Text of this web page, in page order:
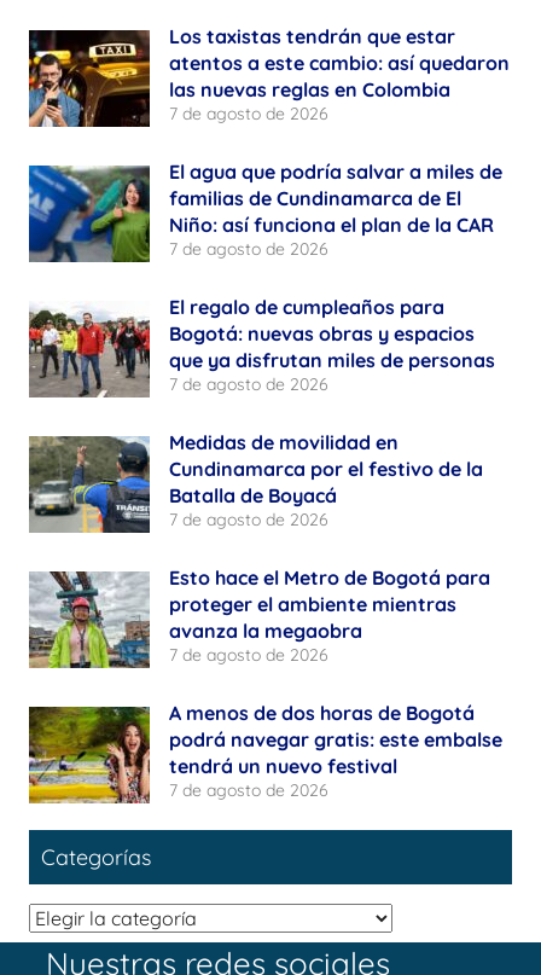
Los taxistas tendrán que estar
atentos a este cambio: así quedaron
las nuevas reglas en Colombia
7 de agosto de 2026
El agua que podría salvar a miles de
familias de Cundinamarca de El
Niño: así funciona el plan de la CAR
7 de agosto de 2026
El regalo de cumpleaños para
Bogotá: nuevas obras y espacios
que ya disfrutan miles de personas
7 de agosto de 2026
Medidas de movilidad en
Cundinamarca por el festivo de la
Batalla de Boyacá
7 de agosto de 2026
Esto hace el Metro de Bogotá para
proteger el ambiente mientras
avanza la megaobra
7 de agosto de 2026
A menos de dos horas de Bogotá
podrá navegar gratis: este embalse
tendrá un nuevo festival
7 de agosto de 2026
Categorías
Categorías
Nuestras redes sociales